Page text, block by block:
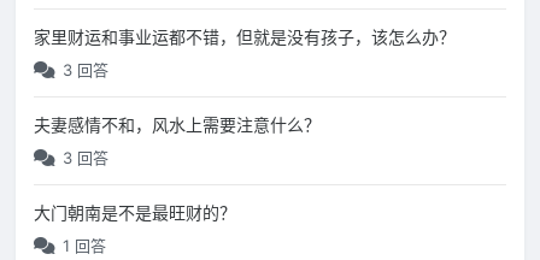
家里财运和事业运都不错，但就是没有孩子，该怎么办？
3 回答
夫妻感情不和，风水上需要注意什么？
3 回答
大门朝南是不是最旺财的？
1 回答